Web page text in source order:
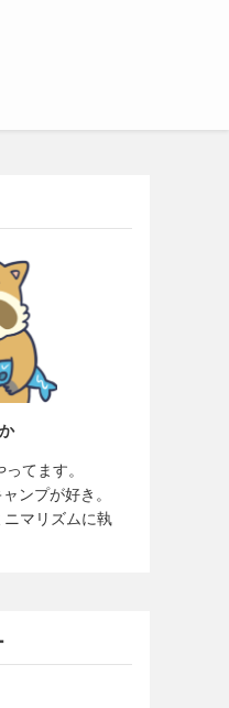
てます。
ンプが好き。
マリズムに執